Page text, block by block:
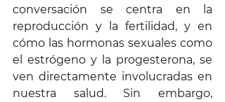
conversación se centra en la
reproducción y la fertilidad, y en
cómo las hormonas sexuales como
el estrógeno y la progesterona, se
ven directamente involucradas en
nuestra salud. Sin embargo,